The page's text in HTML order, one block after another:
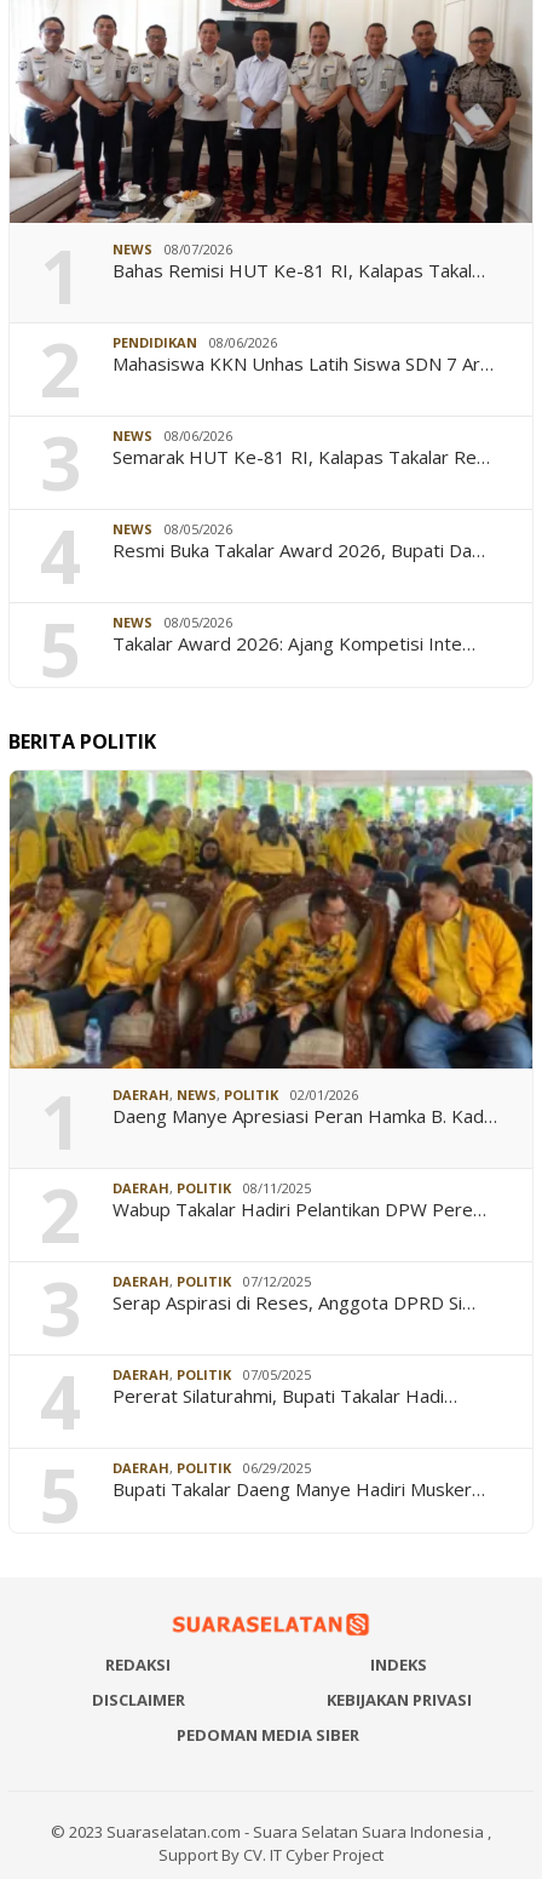
1 NEWS 08/07/2026
Bahas Remisi HUT Ke-81 RI, Kalapas Takal…
2 PENDIDIKAN 08/06/2026
Mahasiswa KKN Unhas Latih Siswa SDN 7 Ar…
3 NEWS 08/06/2026
Semarak HUT Ke-81 RI, Kalapas Takalar Re…
4 NEWS 08/05/2026
Resmi Buka Takalar Award 2026, Bupati Da…
5 NEWS 08/05/2026
Takalar Award 2026: Ajang Kompetisi Inte…
BERITA POLITIK
1 DAERAH, NEWS, POLITIK 02/01/2026
Daeng Manye Apresiasi Peran Hamka B. Kad…
2 DAERAH, POLITIK 08/11/2025
Wabup Takalar Hadiri Pelantikan DPW Pere…
3 DAERAH, POLITIK 07/12/2025
Serap Aspirasi di Reses, Anggota DPRD Si…
4 DAERAH, POLITIK 07/05/2025
Pererat Silaturahmi, Bupati Takalar Hadi…
5 DAERAH, POLITIK 06/29/2025
Bupati Takalar Daeng Manye Hadiri Musker…
REDAKSI
INDEKS
DISCLAIMER
KEBIJAKAN PRIVASI
PEDOMAN MEDIA SIBER
© 2023 Suaraselatan.com - Suara Selatan Suara Indonesia ,
Support By CV. IT Cyber Project